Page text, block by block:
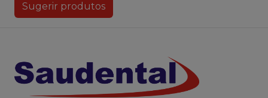
Sugerir produtos